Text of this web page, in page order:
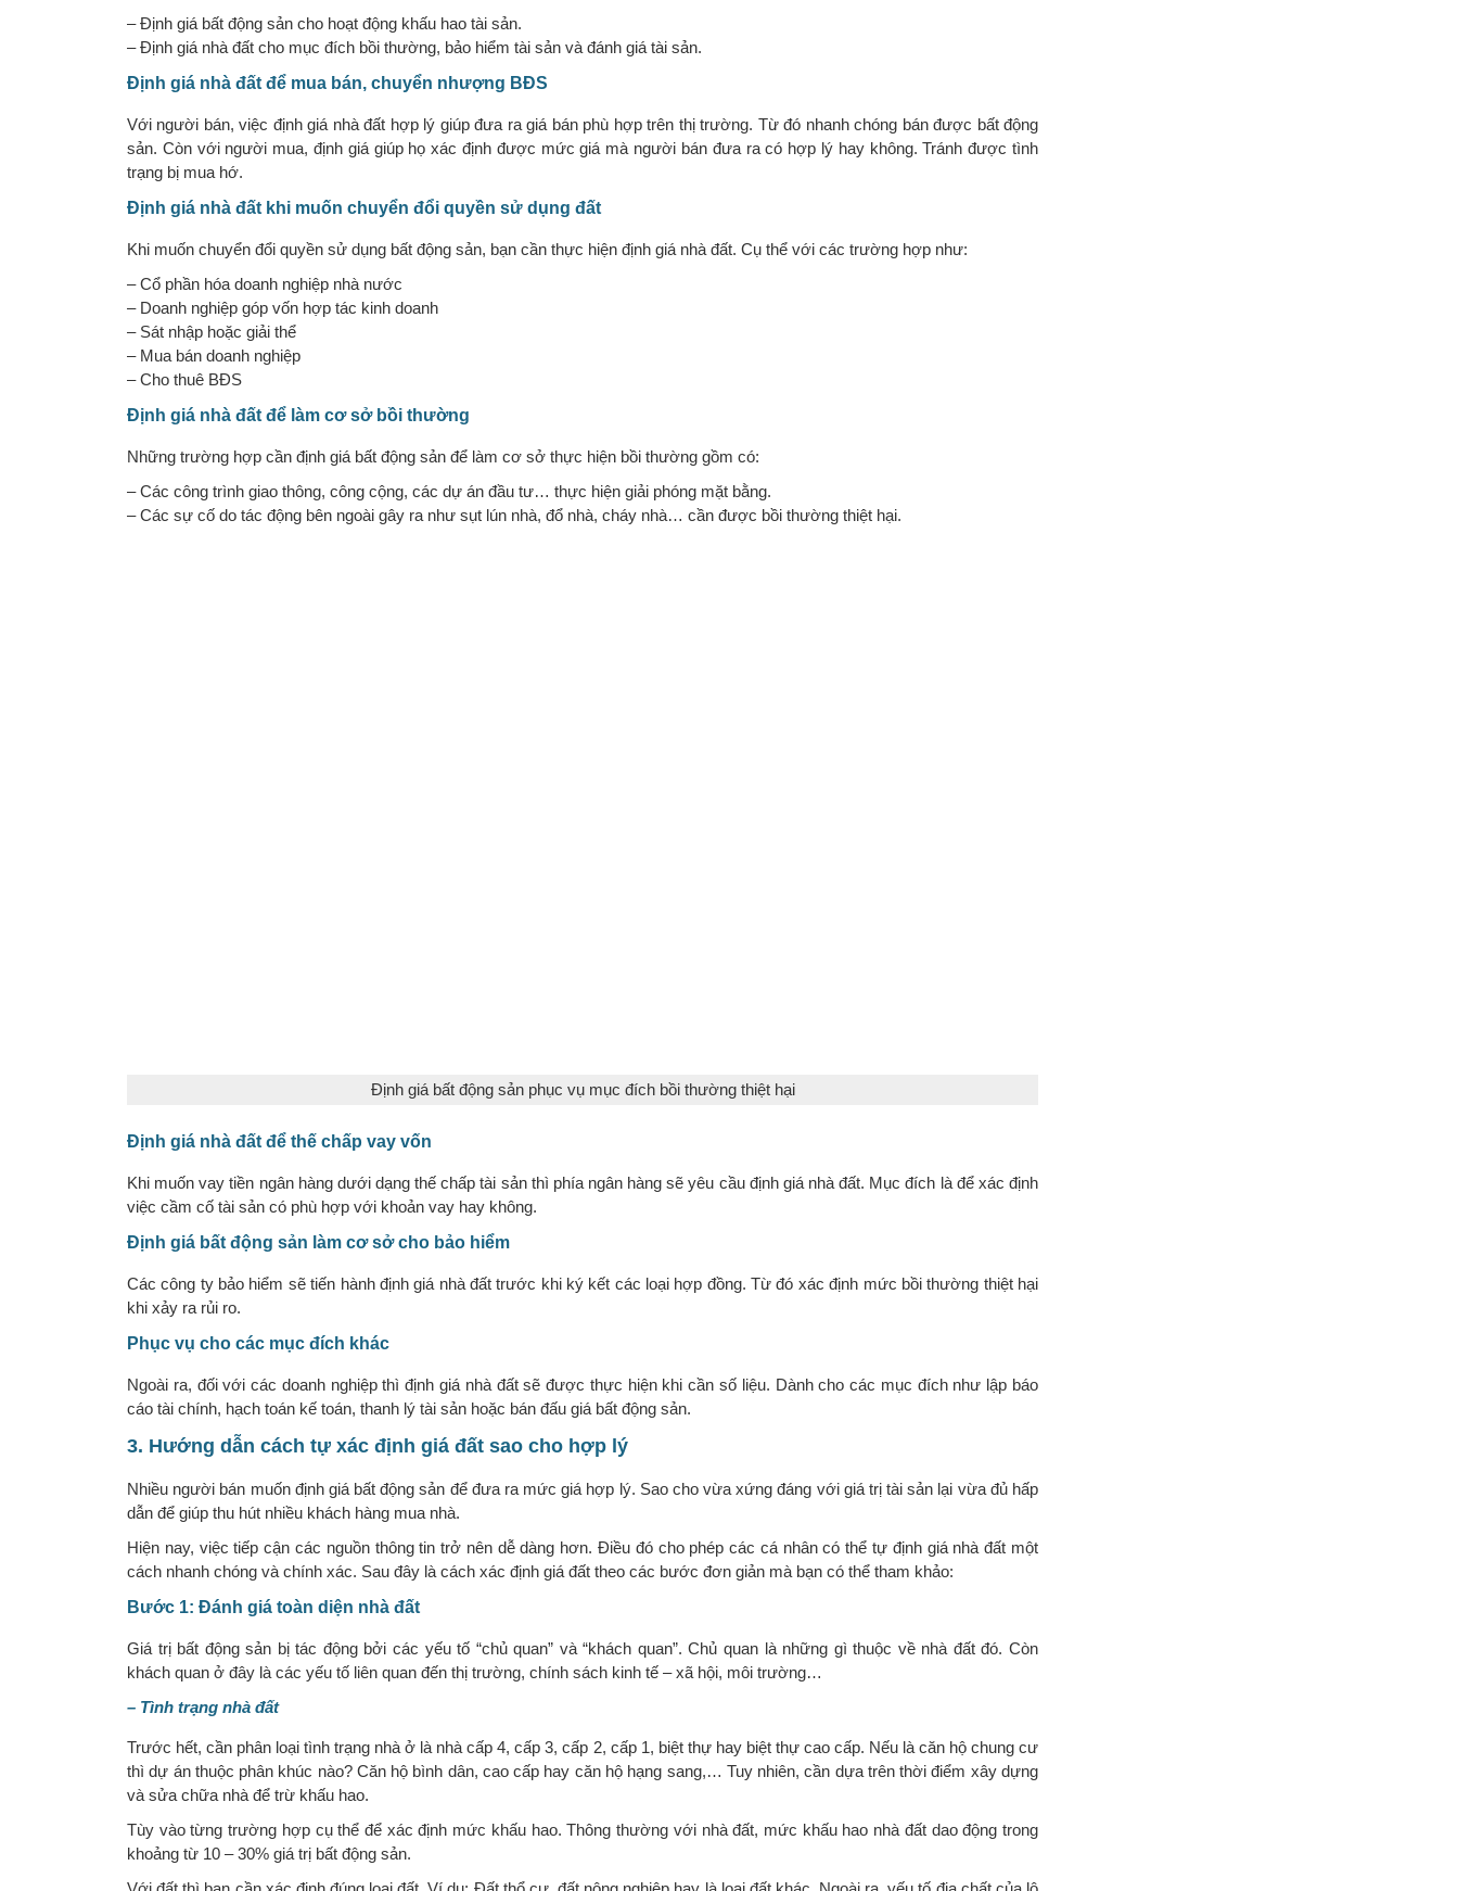
– Định giá bất động sản cho hoạt động khấu hao tài sản.
– Định giá nhà đất cho mục đích bồi thường, bảo hiểm tài sản và đánh giá tài sản.
Định giá nhà đất để mua bán, chuyển nhượng BĐS
Với người bán, việc định giá nhà đất hợp lý giúp đưa ra giá bán phù hợp trên thị trường. Từ đó nhanh chóng bán được bất động
sản. Còn với người mua, định giá giúp họ xác định được mức giá mà người bán đưa ra có hợp lý hay không. Tránh được tình
trạng bị mua hớ.
Định giá nhà đất khi muốn chuyển đổi quyền sử dụng đất
Khi muốn chuyển đổi quyền sử dụng bất động sản, bạn cần thực hiện định giá nhà đất. Cụ thể với các trường hợp như:
– Cổ phần hóa doanh nghiệp nhà nước
– Doanh nghiệp góp vốn hợp tác kinh doanh
– Sát nhập hoặc giải thể
– Mua bán doanh nghiệp
– Cho thuê BĐS
Định giá nhà đất để làm cơ sở bồi thường
Những trường hợp cần định giá bất động sản để làm cơ sở thực hiện bồi thường gồm có:
– Các công trình giao thông, công cộng, các dự án đầu tư… thực hiện giải phóng mặt bằng.
– Các sự cố do tác động bên ngoài gây ra như sụt lún nhà, đổ nhà, cháy nhà… cần được bồi thường thiệt hại.
Định giá bất động sản phục vụ mục đích bồi thường thiệt hại
Định giá nhà đất để thế chấp vay vốn
Khi muốn vay tiền ngân hàng dưới dạng thế chấp tài sản thì phía ngân hàng sẽ yêu cầu định giá nhà đất. Mục đích là để xác định
việc cầm cố tài sản có phù hợp với khoản vay hay không.
Định giá bất động sản làm cơ sở cho bảo hiểm
Các công ty bảo hiểm sẽ tiến hành định giá nhà đất trước khi ký kết các loại hợp đồng. Từ đó xác định mức bồi thường thiệt hại
khi xảy ra rủi ro.
Phục vụ cho các mục đích khác
Ngoài ra, đối với các doanh nghiệp thì định giá nhà đất sẽ được thực hiện khi cần số liệu. Dành cho các mục đích như lập báo
cáo tài chính, hạch toán kế toán, thanh lý tài sản hoặc bán đấu giá bất động sản.
3. Hướng dẫn cách tự xác định giá đất sao cho hợp lý
Nhiều người bán muốn định giá bất động sản để đưa ra mức giá hợp lý. Sao cho vừa xứng đáng với giá trị tài sản lại vừa đủ hấp
dẫn để giúp thu hút nhiều khách hàng mua nhà.
Hiện nay, việc tiếp cận các nguồn thông tin trở nên dễ dàng hơn. Điều đó cho phép các cá nhân có thể tự định giá nhà đất một
cách nhanh chóng và chính xác. Sau đây là cách xác định giá đất theo các bước đơn giản mà bạn có thể tham khảo:
Bước 1: Đánh giá toàn diện nhà đất
Giá trị bất động sản bị tác động bởi các yếu tố “chủ quan” và “khách quan”. Chủ quan là những gì thuộc về nhà đất đó. Còn
khách quan ở đây là các yếu tố liên quan đến thị trường, chính sách kinh tế – xã hội, môi trường…
– Tình trạng nhà đất
Trước hết, cần phân loại tình trạng nhà ở là nhà cấp 4, cấp 3, cấp 2, cấp 1, biệt thự hay biệt thự cao cấp. Nếu là căn hộ chung cư
thì dự án thuộc phân khúc nào? Căn hộ bình dân, cao cấp hay căn hộ hạng sang,… Tuy nhiên, cần dựa trên thời điểm xây dựng
và sửa chữa nhà để trừ khấu hao.
Tùy vào từng trường hợp cụ thể để xác định mức khấu hao. Thông thường với nhà đất, mức khấu hao nhà đất dao động trong
khoảng từ 10 – 30% giá trị bất động sản.